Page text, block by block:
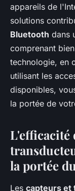
appareils de
solutions
Bluetooth dans
comprenant
technologie, en
utilisant les
disponibles,
la portée de
L'efficacité
la portée
Les capteurs et